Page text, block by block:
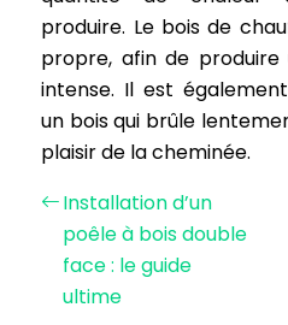
produire. Le bois de
propre, afin de
intense. Il est
un bois qui brûle
plaisir de la cheminée.
Installation d’un
poêle à bois double
face : le guide
ultime